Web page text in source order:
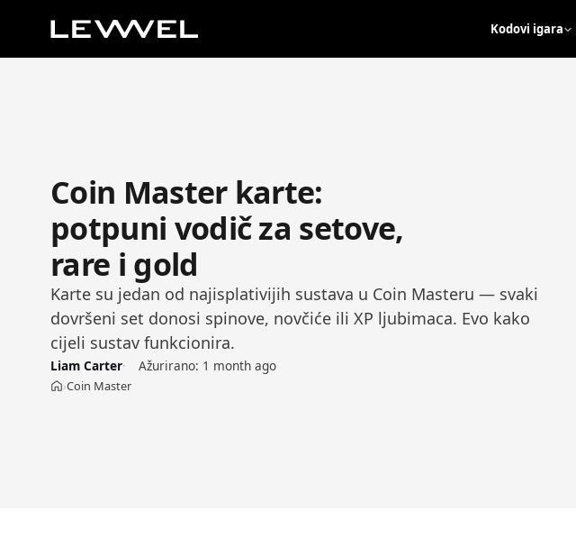
Kodovi igara
Coin Master karte:
potpuni vodič za setove,
rare i gold
Karte su jedan od najisplativijih sustava u Coin Masteru — svaki
dovršeni set donosi spinove, novčiće ili XP ljubimaca. Evo kako
cijeli sustav funkcionira.
Liam Carter Ažurirano: 1 month ago
Početna
›Coin Master